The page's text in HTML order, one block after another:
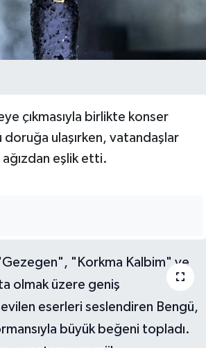
çıkmasıyla birlikte konser
doruğa ulaşırken, vatandaşlar
ağızdan eşlik etti.